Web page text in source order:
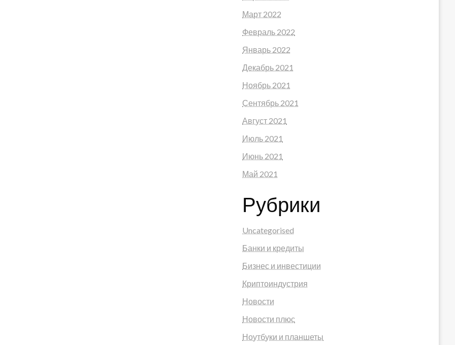
Март 2022
Февраль 2022
Январь 2022
Декабрь 2021
Ноябрь 2021
Сентябрь 2021
Август 2021
Июль 2021
Июнь 2021
Май 2021
Рубрики
Uncategorised
Банки и кредиты
Бизнес и инвестиции
Криптоиндустрия
Новости
Новости плюс
Ноутбуки и планшеты